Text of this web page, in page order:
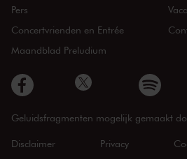
Pers
Concertvrienden en Entrée
Maandblad Preludium
Geluidsfragmenten mogelijk gemaakt
Disclaimer Privacy